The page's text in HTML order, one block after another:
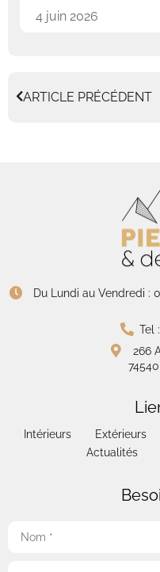
4 juin 2026
ARTICLE PRÉCÉDENT
Du Lundi au Vendredi :
Tel
266
Intérieurs Extérieurs
Actualités